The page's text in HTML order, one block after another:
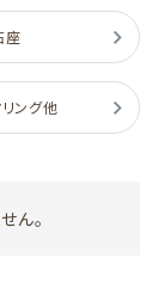
座
リング他
ん。